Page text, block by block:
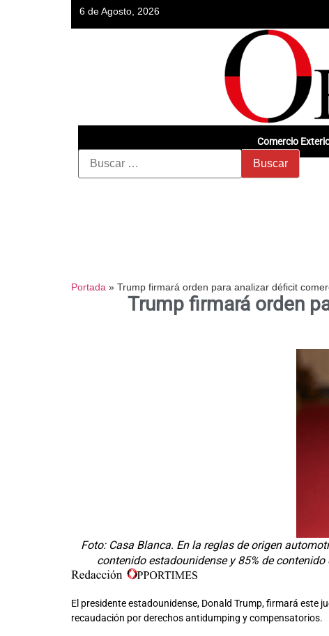
6 de Agosto, 2026
Comercio
Portada » Trump firmará orden para analizar déficit
Trump firmará orden
Foto: Casa Blanca. En la reglas de origen
contenido estadounidense y 85% de
El presidente estadounidense, Donald Trump, firmará este
recaudación por derechos antidumping y compensatorios.